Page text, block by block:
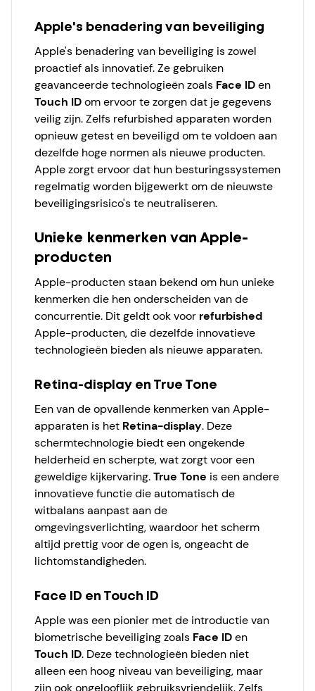
Apple's benadering van beveiliging
Apple's benadering van beveiliging is zowel
proactief als innovatief. Ze gebruiken
geavanceerde technologieën zoals Face IDen
Touch IDom ervoor te zorgen dat je gegevens
veilig zijn. Zelfs refurbished apparaten worden
opnieuw getest en beveiligd om te voldoen aan
dezelfde hoge normen als nieuwe producten.
Apple zorgt ervoor dat hun besturingssystemen
regelmatig worden bijgewerkt om de nieuwste
beveiligingsrisico's te neutraliseren.
Unieke kenmerken van Apple-
producten
Apple-producten staan bekend om hun unieke
kenmerken die hen onderscheiden van de
concurrentie. Dit geldt ook voor refurbished
Apple-producten, die dezelfde innovatieve
technologieën bieden als nieuwe apparaten.
Retina-display en True Tone
Een van de opvallende kenmerken van Apple-
apparaten is het Retina-display. Deze
schermtechnologie biedt een ongekende
helderheid en scherpte, wat zorgt voor een
geweldige kijkervaring.True Tone is een andere
innovatieve functie die automatisch de
witbalans aanpast aan de
omgevingsverlichting, waardoor het scherm
altijd prettig voor de ogen is, ongeacht de
lichtomstandigheden.
Face ID en Touch ID
Apple was een pionier met de introductie van
biometrische beveiliging zoals Face IDen
Touch ID. Deze technologieën bieden niet
alleen een hoog niveau van beveiliging, maar
zijn ook ongelooflijk gebruiksvriendelijk. Zelfs